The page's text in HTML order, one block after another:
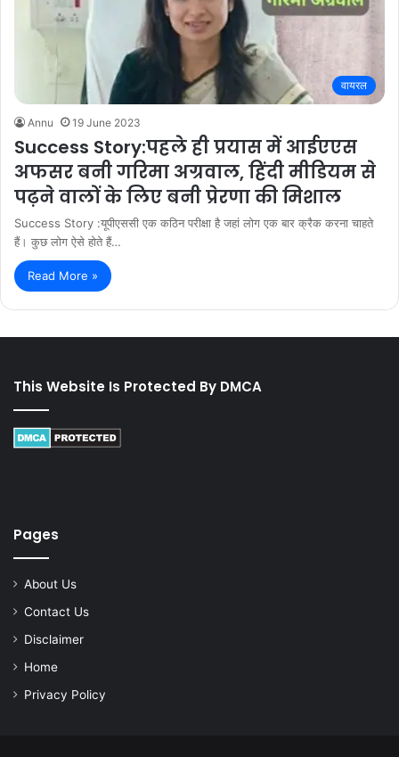
वायरल
Annu 19 June 2023
Success Story:पहले ही प्रयास में आईएएस
अफसर बनी गरिमा अग्रवाल, हिंदी मीडियम से
पढ़ने वालों के लिए बनी प्रेरणा की मिशाल
Success Story :यूपीएससी एक कठिन परीक्षा है जहां लोग एक बार क्रैक करना चाहते
हैं। कुछ लोग ऐसे होते हैं…
Read More »
This Website Is Protected By DMCA
Pages
About Us
Contact Us
Disclaimer
Home
Privacy Policy